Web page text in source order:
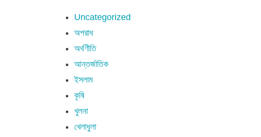
Uncategorized
অপরাধ
অর্থণীতি
আন্তর্জাতিক
ইসলাম
কৃষি
খুলনা
খেলাধুলা